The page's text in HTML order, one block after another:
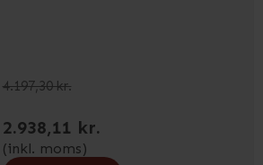
4.197,30 kr.
2.938,11 kr.
(inkl. moms)